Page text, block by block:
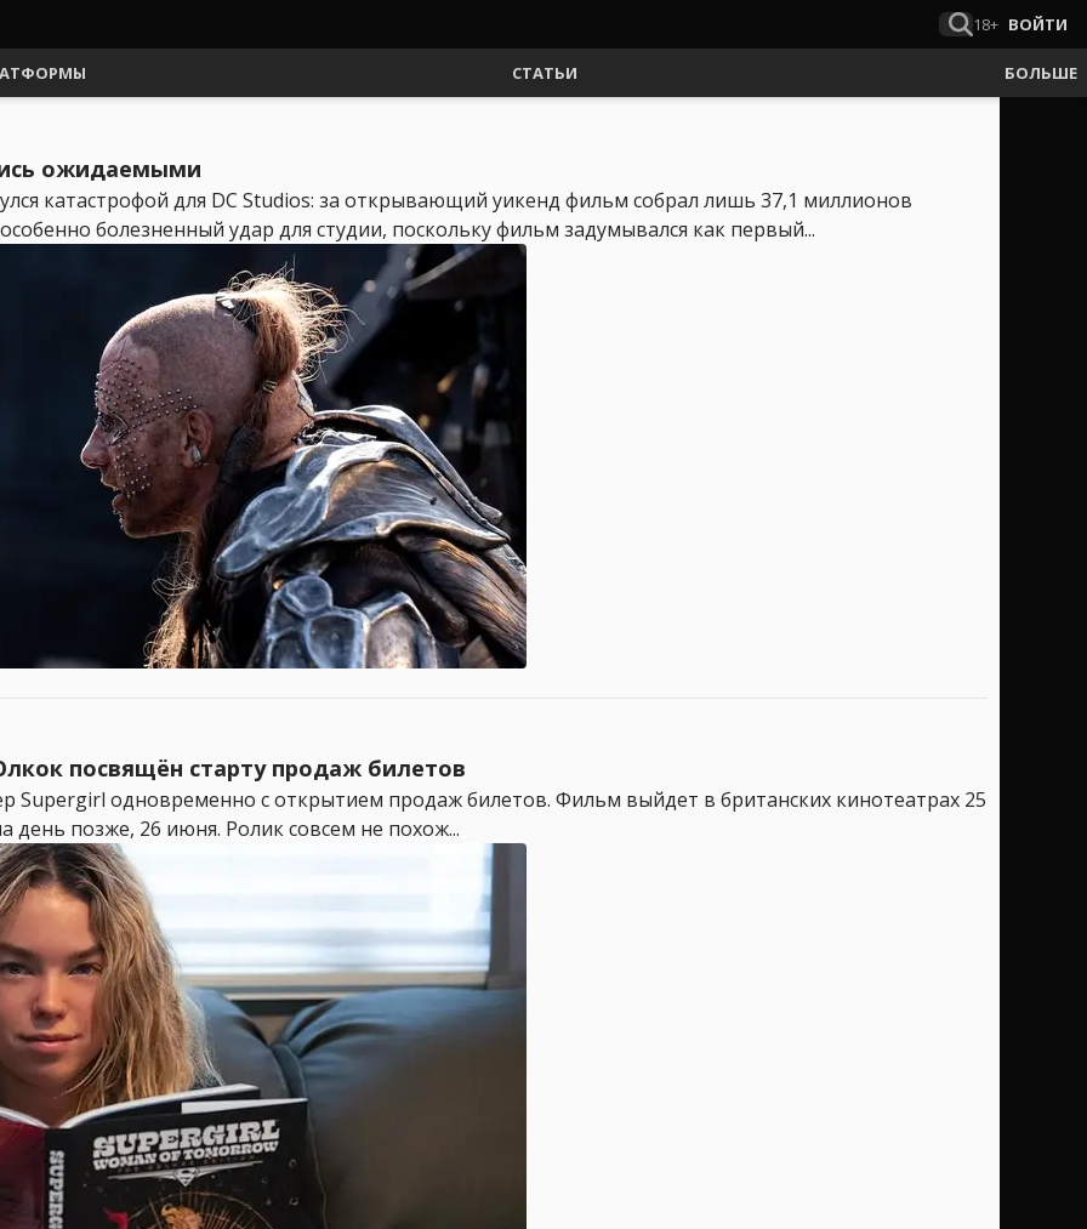
18+ ВОЙТИ
СТАТЬИ БОЛЬШЕ
ожидаемыми
катастрофой для DC Studios: за открывающий уикенд фильм собрал лишь 37,1 миллионов
болезненный удар для студии, поскольку фильм задумывался как первый...
посвящён старту продаж билетов
Supergirl одновременно с открытием продаж билетов. Фильм выйдет в британских кинотеатрах 25
день позже, 26 июня. Ролик совсем не похож...